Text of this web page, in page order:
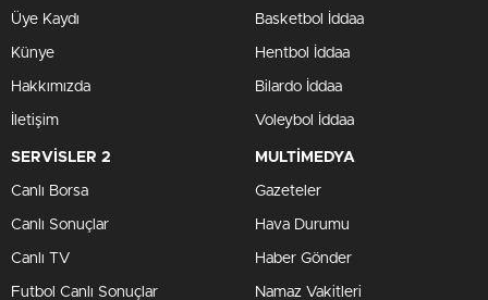
Üye Kaydı
Künye
Hakkımızda
İletişim
Basketbol İddaa
Hentbol İddaa
Bilardo İddaa
Voleybol İddaa
SERVİSLER 2
Canlı Borsa
Canlı Sonuçlar
Canlı TV
Futbol Canlı Sonuçlar
MULTİMEDYA
Gazeteler
Hava Durumu
Haber Gönder
Namaz Vakitleri